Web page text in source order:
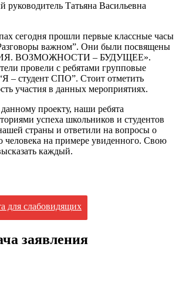
руководитель Татьяна Васильевна
сегодня прошли первые классные часы
важном”. Они были посвящены
ВОЗМОЖНОСТИ – БУДУЩЕЕ».
провели с ребятами групповые
– студент СПО”. Стоит отметить
участия в данных мероприятиях.
проекту, наши ребята
успеха школьников и студентов
страны и ответили на вопросы о
человека на примере увиденного. Свою
каждый.
для слабовидящих
заявления